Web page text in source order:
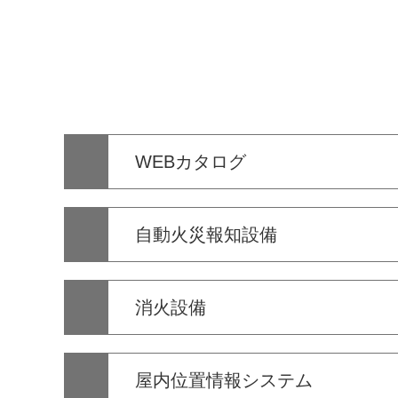
WEBカタログ
自動火災報知設備
消火設備
屋内位置情報システム